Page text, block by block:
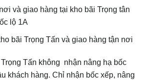
và giao hàng tại kho bãi Trọng tân
lộ 1A
bãi Trọng Tấn và giao hàng tận nơi
Tấn không nhận nâng hạ bốc
khách hàng. Chỉ nhận bốc xếp, nâng